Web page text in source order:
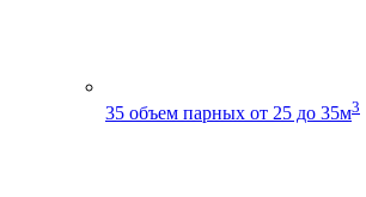
35 объем парных от 25 до 35м3